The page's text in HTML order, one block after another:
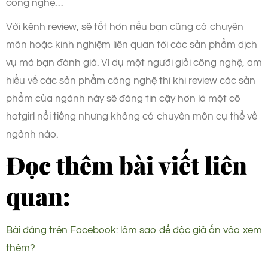
công nghệ…
Với kênh review, sẽ tốt hơn nếu bạn cũng có chuyên
môn hoặc kinh nghiệm liên quan tới các sản phẩm dịch
vụ mà bạn đánh giá. Ví dụ một người giỏi công nghệ, am
hiểu về các sản phẩm công nghệ thì khi review các sản
phẩm của ngành này sẽ đáng tin cậy hơn là một cô
hotgirl nổi tiếng nhưng không có chuyên môn cụ thể về
ngành nào.
Đọc thêm bài viết liên
quan:
Bài đăng trên Facebook: làm sao để độc giả ấn vào xem
thêm?